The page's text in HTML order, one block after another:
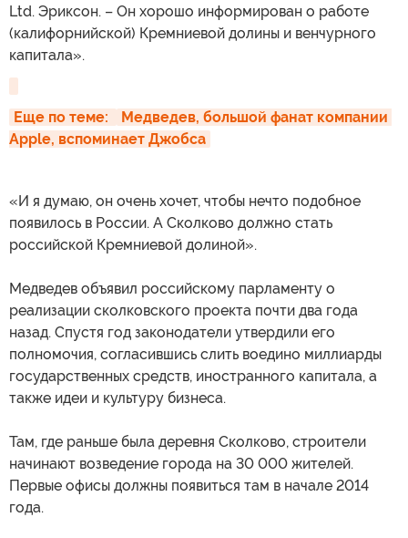
Ltd. Эриксон. – Он хорошо информирован о работе
(калифорнийской) Кремниевой долины и венчурного
капитала».
Еще по теме:
Медведев, большой фанат компании
Apple, вспоминает Джобса
«И я думаю, он очень хочет, чтобы нечто подобное
появилось в России. А Сколково должно стать
российской Кремниевой долиной».
Медведев объявил российскому парламенту о
реализации сколковского проекта почти два года
назад. Спустя год законодатели утвердили его
полномочия, согласившись слить воедино миллиарды
государственных средств, иностранного капитала, а
также идеи и культуру бизнеса.
Там, где раньше была деревня Сколково, строители
начинают возведение города на 30 000 жителей.
Первые офисы должны появиться там в начале 2014
года.